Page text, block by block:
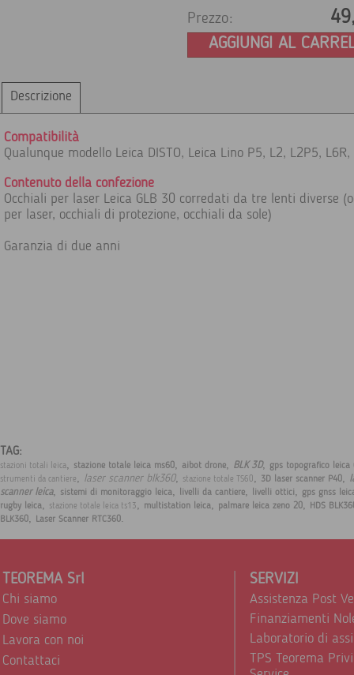
Prezzo:
AGGIUNGI AL
Descrizione
Compatibilità
Qualunque modello Leica DISTO, Leica Lino P5, L2, L2P5, L6R,
Contenuto della confezione
Occhiali per laser Leica GLB 30 corredati da tre lenti diverse
per laser, occhiali di protezione, occhiali da sole)
Garanzia di due anni
TAG:
stazioni totali leica, stazione totale leica ms60, aibot drone, BLK 3D, gps topografico leica
strumenti da cantiere, laser scanner blk360, stazione totale TS60, 3D laser scanner P40,
scanner leica, sistemi di monitoraggio leica, livelli da cantiere, livelli ottici, gps gnss
rugby leica, stazione totale leica ts13, multistation leica, palmare leica zeno 20,
HDS
BLK360, Laser Scanner RTC360.
TEOREMA Srl
Chi siamo
Dove siamo
Lavora con noi
Contattaci
SERVIZI
Assistenza Post
Finanziamenti
Laboratorio di
TPS Teorema